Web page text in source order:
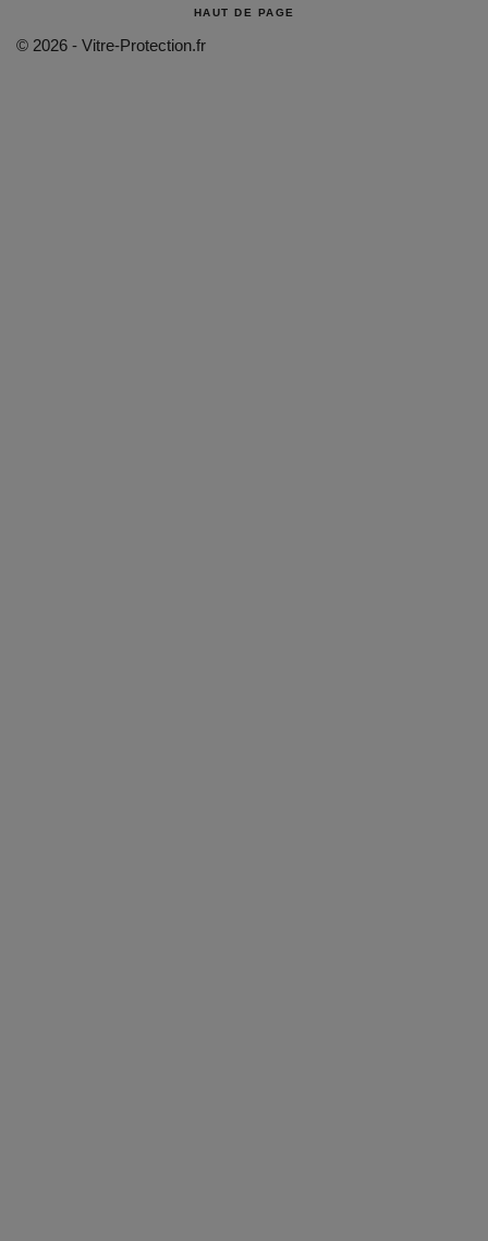
HAUT DE PAGE
© 2026 - Vitre-Protection.fr